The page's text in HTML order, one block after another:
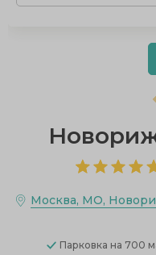
Москва, МО,
Парковка на 700